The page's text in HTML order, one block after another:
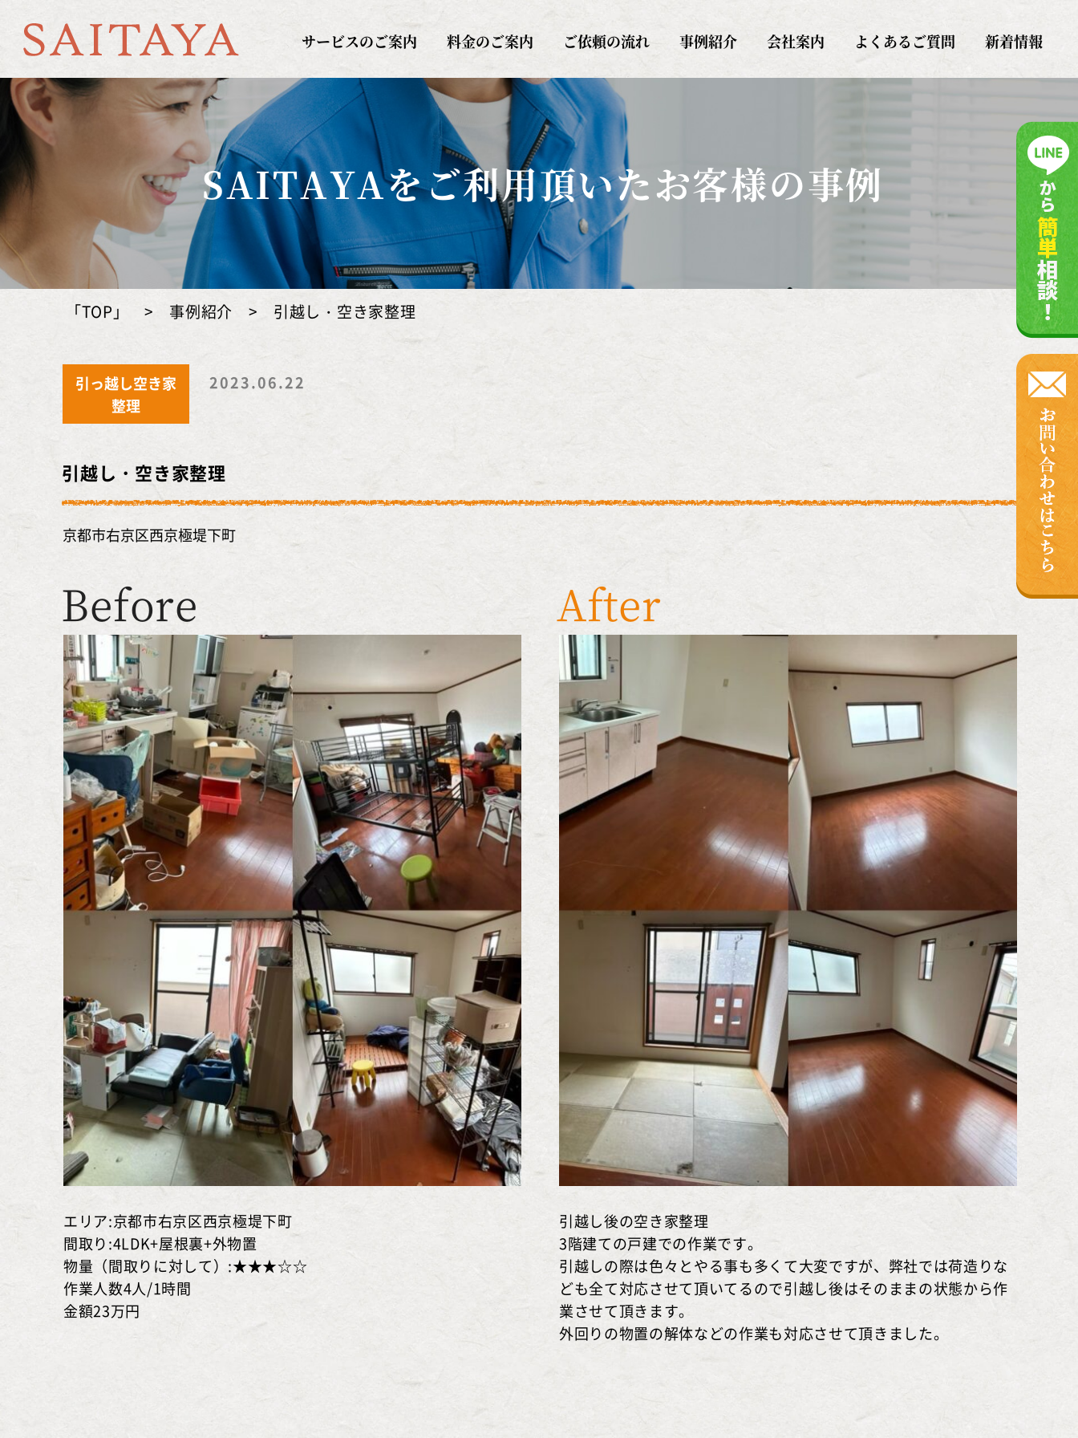
京都の遺品整理のSAITAYA（サイタヤ）
サービスのご案内 料金のご案内 ご依頼の流れ 事例紹介 会社案内 よくあるご質問 新着情報
SAITAYAをご利用頂いたお客様の事例
「TOP」 > 事例紹介 > 引越し・空き家整理
引っ越し空き家
整理
2023.06.22
引越し・空き家整理
京都市右京区西京極堤下町
Before
エリア:京都市右京区西京極堤下町
間取り:4LDK+屋根裏+外物置
物量（間取りに対して）:★★★☆☆
作業人数4人/1時間
金額23万円
After
引越し後の空き家整理
3階建ての戸建での作業です。
引越しの際は色々とやる事も多くて大変ですが、弊社では荷造りな
ども全て対応させて頂いてるので引越し後はそのままの状態から作
業させて頂きます。
外回りの物置の解体などの作業も対応させて頂きました。